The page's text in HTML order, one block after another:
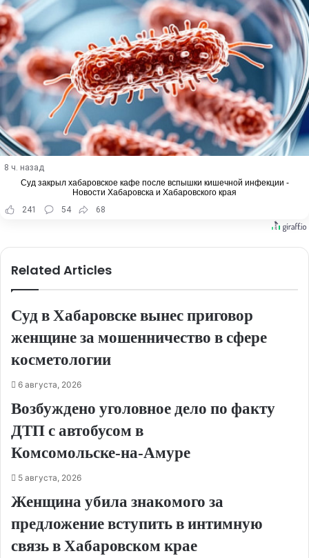
8 ч. назад
Суд закрыл хабаровское кафе после вспышки кишечной инфекции -
Новости Хабаровска и Хабаровского края
241
54 68
Related Articles
Суд в Хабаровске вынес приговор
женщине за мошенничество в сфере
косметологии
6 августа, 2026
Возбуждено уголовное дело по факту
ДТП с автобусом в
Комсомольске‑на‑Амуре
5 августа, 2026
Женщина убила знакомого за
предложение вступить в интимную
связь в Хабаровском крае